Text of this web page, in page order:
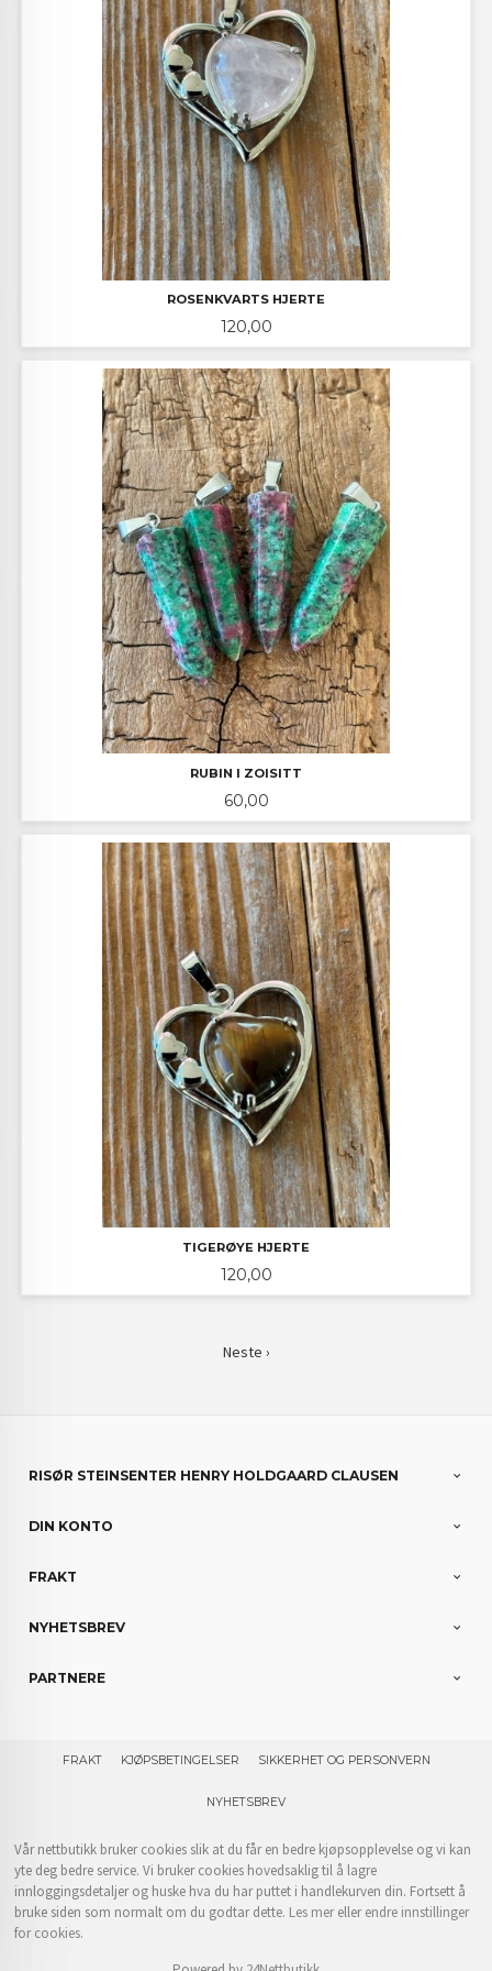
ROSENKVARTS HJERTE
Pris
120,00
RUBIN I ZOISITT
Pris
60,00
TIGERØYE HJERTE
Pris
120,00
Neste ›
RISØR STEINSENTER HENRY HOLDGAARD CLAUSEN
DIN KONTO
FRAKT
NYHETSBREV
PARTNERE
FRAKT KJØPSBETINGELSER SIKKERHET OG PERSONVERN
NYHETSBREV
Vår nettbutikk bruker cookies slik at du får en bedre kjøpsopplevelse og vi kan
yte deg bedre service. Vi bruker cookies hovedsaklig til å lagre
innloggingsdetaljer og huske hva du har puttet i handlekurven din. Fortsett å
bruke siden som normalt om du godtar dette. Les merellerendre innstillinger
for cookies.